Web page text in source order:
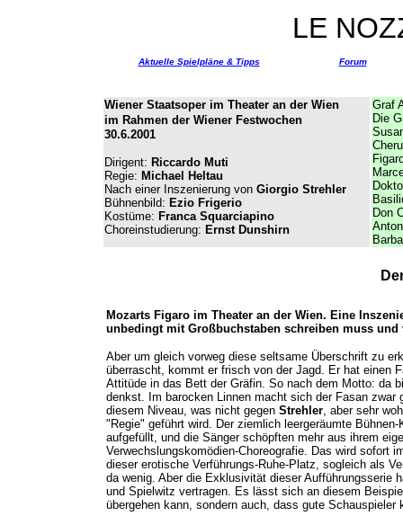
LE
Aktuelle Spielpläne & Tipps Forum
Wiener Staatsoper im Theater an der Wien
im Rahmen der Wiener Festwochen
30.6.2001
Dirigent: Riccardo Muti
Regie: Michael Heltau
Nach einer Inszenierung vonGiorgio Strehler
Bühnenbild: Ezio Frigerio
Kostüme: Franca Squarciapino
Choreinstudierung: Ernst Dunshirn
Graf
Die
Don
Mozarts Figaro im Theater an der Wien. Eine
unbedingt mit Großbuchstaben schreiben muss
Aber um gleich vorweg diese seltsame Überschrift zu
überrascht, kommt er frisch von der Jagd. Er hat einen
Attitüde in das Bett der Gräfin. So nach dem Motto: da
denkst. Im barocken Linnen macht sich der Fasan
diesem Niveau, was nicht gegen Strehler, aber sehr
"Regie" geführt wird. Der ziemlich leergeräumte
aufgefüllt, und die Sänger schöpften mehr aus ihrem
Verwechslungskomödien-Choreografie. Das wird sofort
dieser erotische Verführungs-Ruhe-Platz, sogleich als
da wenig. Aber die Exklusivität dieser
und Spielwitz vertragen. Es lässt sich an diesem
übergehen kann, sondern auch, dass gute